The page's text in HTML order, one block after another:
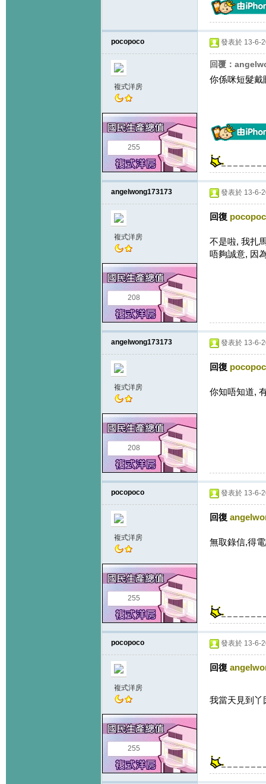
pocopoco
複式洋房
255
發表於 13-6-
回覆：
你係咪短髮戴
angelwong173173
複式洋房
208
發表於 13-6-
回復
不是啦, 我扎
唔夠誠意, 因
angelwong173173
複式洋房
208
發表於 13-6-
回復
你知唔知道,
pocopoco
複式洋房
255
發表於 13-6-
回復
無取錄信,得
pocopoco
複式洋房
255
發表於 13-6-
回復
我當天見到丫